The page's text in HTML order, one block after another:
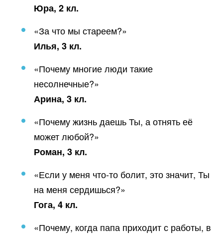
Юра, 2 кл.
«За что мы стареем?»
Илья, 3 кл.
«Почему многие люди такие
несолнечные?»
Арина, 3 кл.
«Почему жизнь даешь Ты, а отнять её
может любой?»
Роман, 3 кл.
«Если у меня что-то болит, это значит, Ты
на меня сердишься?»
Гога, 4 кл.
«Почему, когда папа приходит с работы, в